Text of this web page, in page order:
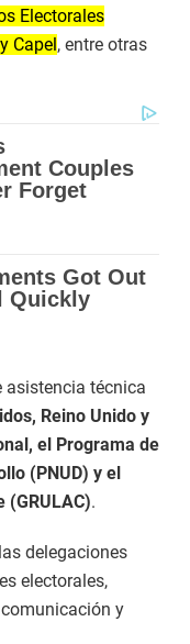
Electorales
Capel , entre otras
asistencia técnica
Reino Unido y
el Programa de
(PNUD) y el
(GRULAC).
delegaciones
electorales,
y